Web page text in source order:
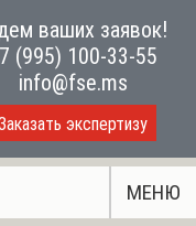
ваших заявок!
(995) 100-33-55
info@fse.ms
экспертизу
МЕНЮ